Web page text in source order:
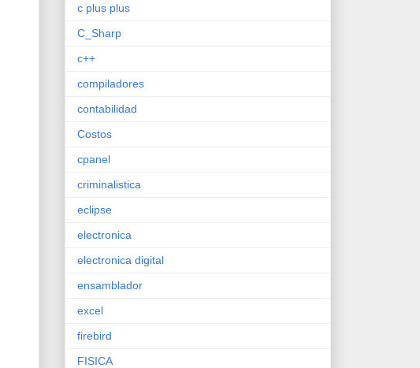
c plus plus
C_Sharp
c++
compiladores
contabilidad
Costos
cpanel
criminalistica
eclipse
electronica
electronica digital
ensamblador
excel
firebird
FISICA